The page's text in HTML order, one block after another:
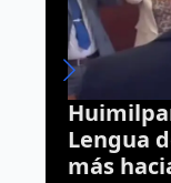
tras